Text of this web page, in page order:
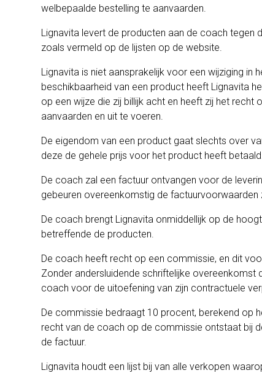
welbepaalde bestelling te aanvaarden.
Lignavita levert de producten aan de coach tegen
zoals vermeld op de lijsten op de website.
Lignavita is niet aansprakelijk voor een wijziging in
beschikbaarheid van een product heeft Lignavita
op een wijze die zij billijk acht en heeft zij het
aanvaarden en uit te voeren.
De eigendom van een product gaat slechts over
deze de gehele prijs voor het product heeft
De coach zal een factuur ontvangen voor de
gebeuren overeenkomstig de factuurvoorwaarden
De coach brengt Lignavita onmiddellijk op de
betreffende de producten.
De coach heeft recht op een commissie, en dit
Zonder andersluidende schriftelijke
coach voor de uitoefening van zijn contractuele
De commissie bedraagt 10 procent, berekend op
recht van de coach op de commissie ontstaat bij
de factuur.
Lignavita houdt een lijst bij van alle verkopen